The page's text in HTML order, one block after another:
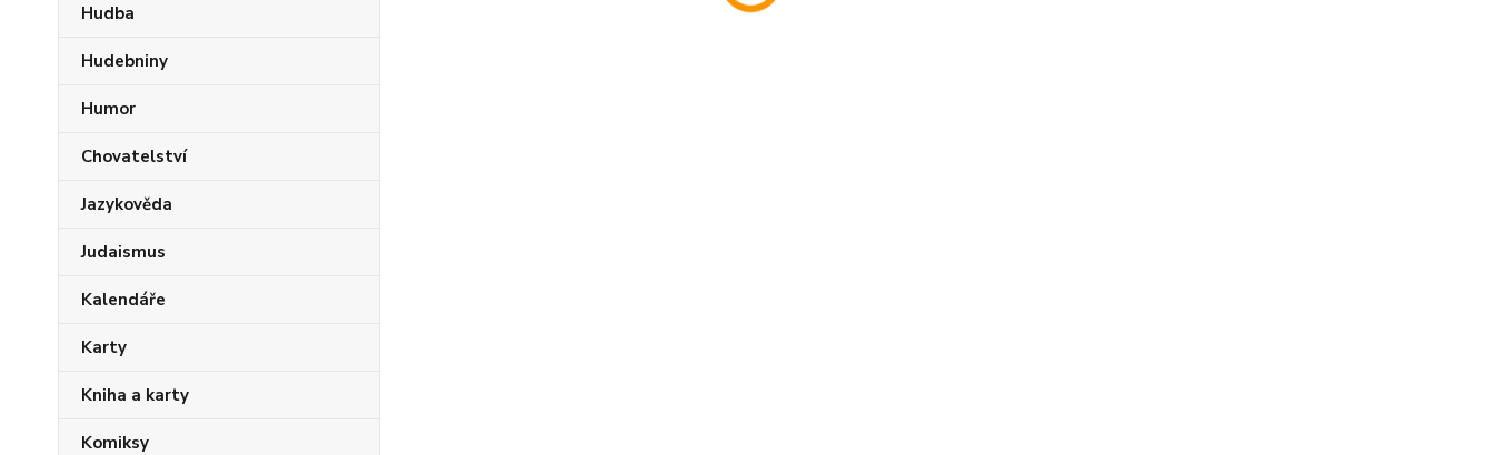
Hudba
Hudebniny
Humor
Chovatelství
Jazykověda
Judaismus
Kalendáře
Karty
Kniha a karty
Komiksy